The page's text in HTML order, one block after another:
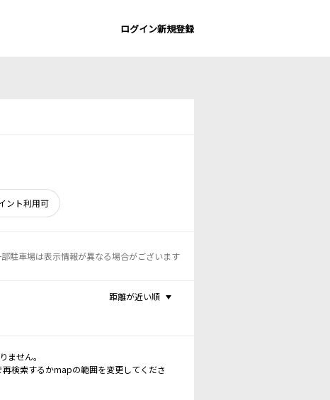
ログイン新規登録
ント利用可
駐車場は表示情報が異なる場合がございます
距離が近い順
ません。
検索するかmapの範囲を変更してくださ